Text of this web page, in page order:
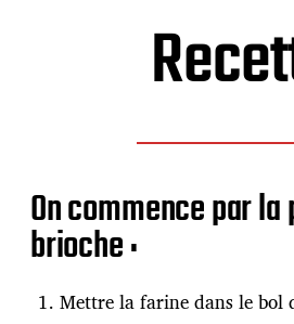
On commence par la
brioche :
Mettre la farine dans le bol